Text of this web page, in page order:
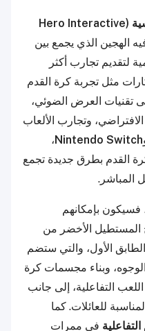
المنطقة التفاعلية الرئيسية (Hero Interactive
الهجين الذي يجمع بين
لتقديم تجارب أكثر
مثل تجربة كرة القدم
تقنيات العرض الضوئي،
وتجارب الألعاب
Nintendo Switch،
القدم بطرق جديدة تجمع
المباشر.
فسيكون بإمكانهم
المستطيل الأخضر من
الأول، والتي ستضم
وبناء مجسمات كرة
التفاعلية، إلى جانب
للعائلات. كما
في ممرات